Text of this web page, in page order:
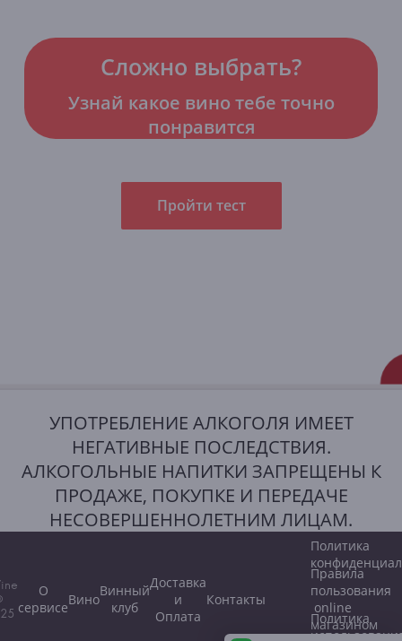
Сложно выбрать?
Узнай какое вино тебе точно
понравится
Пройти тест
УПОТРЕБЛЕНИЕ АЛКОГОЛЯ ИМЕЕТ
НЕГАТИВНЫЕ ПОСЛЕДСТВИЯ.
АЛКОГОЛЬНЫЕ НАПИТКИ ЗАПРЕЩЕНЫ К
ПРОДАЖЕ, ПОКУПКЕ И ПЕРЕДАЧЕ
НЕСОВЕРШЕННОЛЕТНИМ ЛИЦАМ.
О
сервисеВиноВинный
клуб
Доставка
и
Оплата
Контакты
Политика
Правила
пользования
online
магазином
Политика